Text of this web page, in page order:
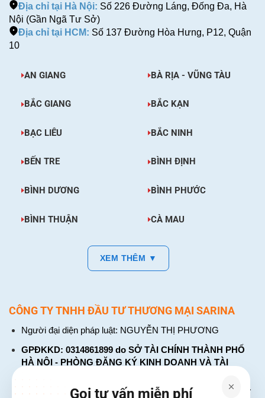
Địa chỉ tại Hà Nội: Số 226 Đường Láng, Đống Đa, Hà
Nội (Gần Ngã Tư Sở)
Địa chỉ tại HCM: Số 137 Đường Hòa Hưng, P12, Quận
10
AN GIANG BÀ RỊA - VŨNG TÀU
BẮC GIANG BẮC KẠN
BẠC LIÊU BẮC NINH
BẾN TRE BÌNH ĐỊNH
BÌNH DƯƠNG BÌNH PHƯỚC
BÌNH THUẬN CÀ MAU
XEM THÊM ▼
CÔNG TY TNHH ĐẦU TƯ THƯƠNG MẠI SARINA
Người đại diện pháp luật: NGUYỄN THỊ PHƯƠNG
GPĐKKD: 0314861899 do SỞ TÀI CHÍNH THÀNH PHỐ
HÀ NỘI - PHÒNG ĐĂNG KÝ KINH DOANH VÀ TÀI
CHÍNH DOANH NGHIỆP cấp. Đăng ký lần đầu: ngày 26
tháng 01 năm 2018. Đăng ký thay đổi lần thứ: 4, ngày 31
Gọi tư vấn miễn phí